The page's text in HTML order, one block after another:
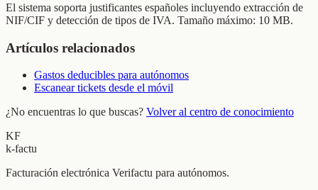
El sistema soporta justificantes españoles incluyendo extracción de
NIF/CIF y detección de tipos de IVA. Tamaño máximo: 10 MB.
Artículos relacionados
Gastos deducibles para autónomos
Escanear tickets desde el móvil
¿No encuentras lo que buscas? Volver al centro de conocimiento
KF
k-factu
Facturación electrónica Verifactu para autónomos.